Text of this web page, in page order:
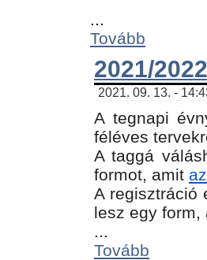
...
Tovább
2021/
2021. 09. 13. -
A tegnapi
féléves
A taggá
formot, amit
A regisztráció
lesz egy
...
Tovább